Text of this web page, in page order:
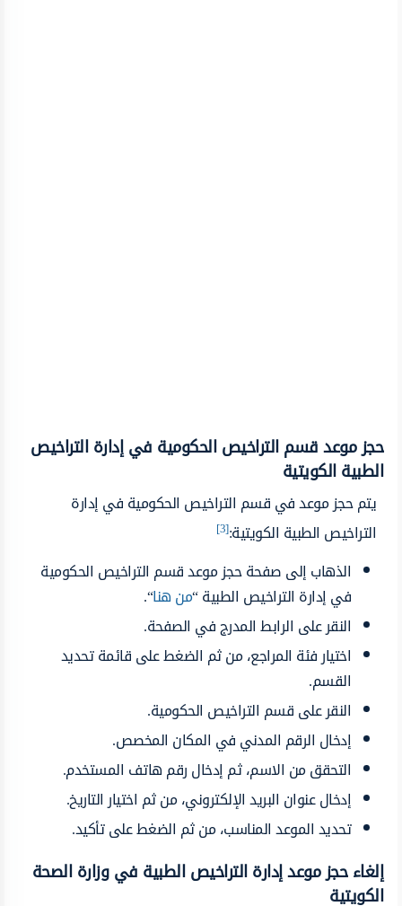
حجز موعد قسم التراخيص الحكومية في إدارة التراخيص
الطبية الكويتية
يتم حجز موعد في قسم التراخيص الحكومية في إدارة
التراخيص الطبية الكويتية:[3]
الذهاب إلى صفحة حجز موعد قسم التراخيص الحكومية
في إدارة التراخيص الطبية “من هنا“.
النقر على الرابط المدرج في الصفحة.
اختيار فئة المراجع، من ثم الضغط على قائمة تحديد
القسم.
النقر على قسم التراخيص الحكومية.
إدخال الرقم المدني في المكان المخصص.
التحقق من الاسم، ثم إدخال رقم هاتف المستخدم.
إدخال عنوان البريد الإلكتروني، من ثم اختيار التاريخ.
تحديد الموعد المناسب، من ثم الضغط على تأكيد.
إلغاء حجز موعد إدارة التراخيص الطبية في وزارة الصحة
الكويتية